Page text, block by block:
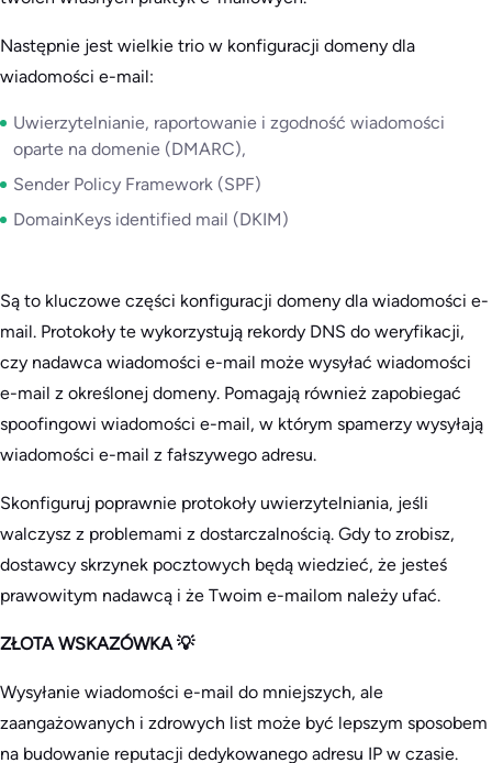
Następnie jest wielkie trio w konfiguracji domeny dla
wiadomości e-mail:
Uwierzytelnianie, raportowanie i zgodność wiadomości
oparte na domenie (DMARC),
Sender Policy Framework (SPF)
DomainKeys identified mail (DKIM)
Są to kluczowe części konfiguracji domeny dla wiadomości e-
mail. Protokoły te wykorzystują rekordy DNS do weryfikacji,
czy nadawca wiadomości e-mail może wysyłać wiadomości
e-mail z określonej domeny. Pomagają również zapobiegać
spoofingowi wiadomości e-mail, w którym spamerzy wysyłają
wiadomości e-mail z fałszywego adresu.
Skonfiguruj poprawnie protokoły uwierzytelniania, jeśli
walczysz z problemami z dostarczalnością. Gdy to zrobisz,
dostawcy skrzynek pocztowych będą wiedzieć, że jesteś
prawowitym nadawcą i że Twoim e-mailom należy ufać.
ZŁOTA WSKAZÓWKA 💡
Wysyłanie wiadomości e-mail do mniejszych, ale
zaangażowanych i zdrowych list może być lepszym sposobem
na budowanie reputacji dedykowanego adresu IP w czasie.